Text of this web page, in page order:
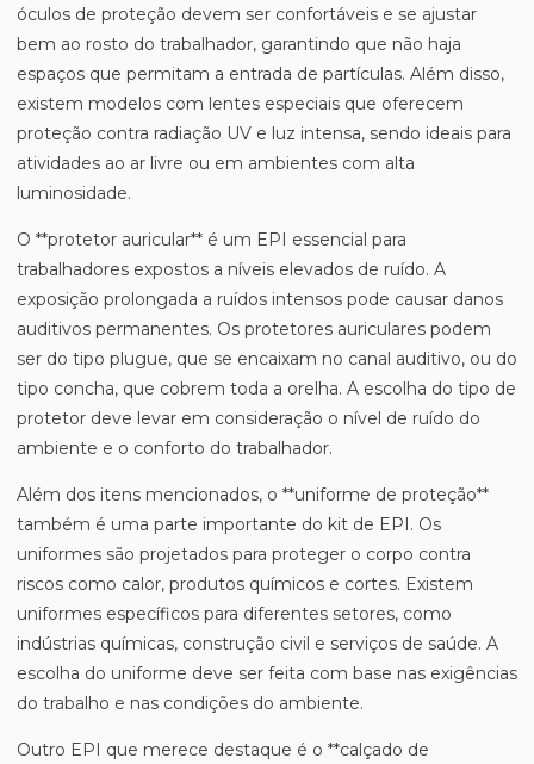
óculos de proteção devem ser confortáveis e se ajustar
bem ao rosto do trabalhador, garantindo que não haja
espaços que permitam a entrada de partículas. Além disso,
existem modelos com lentes especiais que oferecem
proteção contra radiação UV e luz intensa, sendo ideais para
atividades ao ar livre ou em ambientes com alta
luminosidade.
O **protetor auricular** é um EPI essencial para
trabalhadores expostos a níveis elevados de ruído. A
exposição prolongada a ruídos intensos pode causar danos
auditivos permanentes. Os protetores auriculares podem
ser do tipo plugue, que se encaixam no canal auditivo, ou do
tipo concha, que cobrem toda a orelha. A escolha do tipo de
protetor deve levar em consideração o nível de ruído do
ambiente e o conforto do trabalhador.
Além dos itens mencionados, o **uniforme de proteção**
também é uma parte importante do kit de EPI. Os
uniformes são projetados para proteger o corpo contra
riscos como calor, produtos químicos e cortes. Existem
uniformes específicos para diferentes setores, como
indústrias químicas, construção civil e serviços de saúde. A
escolha do uniforme deve ser feita com base nas exigências
do trabalho e nas condições do ambiente.
Outro EPI que merece destaque é o **calçado de